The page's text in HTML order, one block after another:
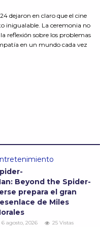
dejaron en claro que el cine
inigualable. La ceremonia no
reflexión sobre los problemas
en un mundo cada vez
Beyond the Spider-
prepara el gran
de Miles
6 agosto, 2026
25 Vistas